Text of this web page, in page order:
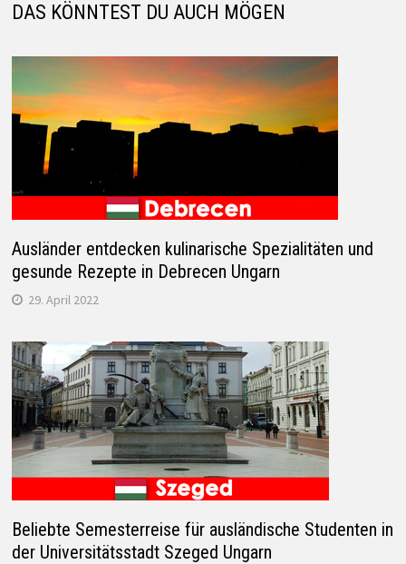
DAS KÖNNTEST DU AUCH MÖGEN
Ausländer entdecken kulinarische Spezialitäten und
gesunde Rezepte in Debrecen Ungarn
29. April 2022
Beliebte Semesterreise für ausländische Studenten in
der Universitätsstadt Szeged Ungarn